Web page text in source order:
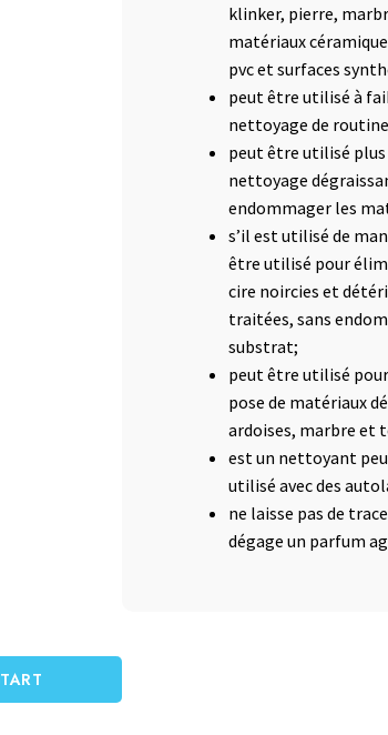
klinker, pierre,
matériaux
pvc et surfaces
peut être utilisé à
nettoyage de
peut être utilisé
nettoyage
endommager les
s’il est utilisé de
être utilisé pour
cire noircies et
traitées, sans
substrat;
peut être utilisé
pose de matériaux
ardoises, marbre et
est un nettoyant
utilisé avec des
ne laisse pas de
dégage un parfum